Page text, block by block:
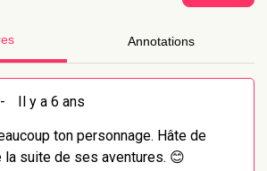
Annotations
-
Il y a 6 ans
ton personnage. Hâte de
la suite de ses aventures. 😊